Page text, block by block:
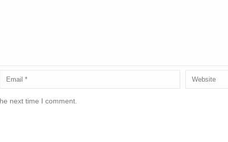
next time I comment.